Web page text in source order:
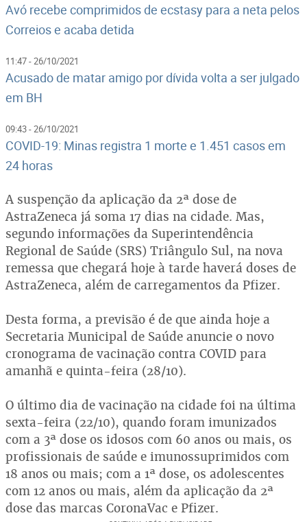
Avó recebe comprimidos de ecstasy para a neta pelos
Correios e acaba detida
11:47 - 26/10/2021
Acusado de matar amigo por dívida volta a ser julgado
em BH
09:43 - 26/10/2021
COVID-19: Minas registra 1 morte e 1.451 casos em
24 horas
A suspenção da aplicação da 2ª dose de
AstraZeneca já soma 17 dias na cidade. Mas,
segundo informações da Superintendência
Regional de Saúde (SRS) Triângulo Sul, na nova
remessa que chegará hoje à tarde haverá doses de
AstraZeneca, além de carregamentos da Pfizer.
Desta forma, a previsão é de que ainda hoje a
Secretaria Municipal de Saúde anuncie o novo
cronograma de vacinação contra COVID para
amanhã e quinta-feira (28/10).
O último dia de vacinação na cidade foi na última
sexta-feira (22/10), quando foram imunizados
com a 3ª dose os idosos com 60 anos ou mais, os
profissionais de saúde e imunossuprimidos com
18 anos ou mais; com a 1ª dose, os adolescentes
com 12 anos ou mais, além da aplicação da 2ª
dose das marcas CoronaVac e Pfizer.